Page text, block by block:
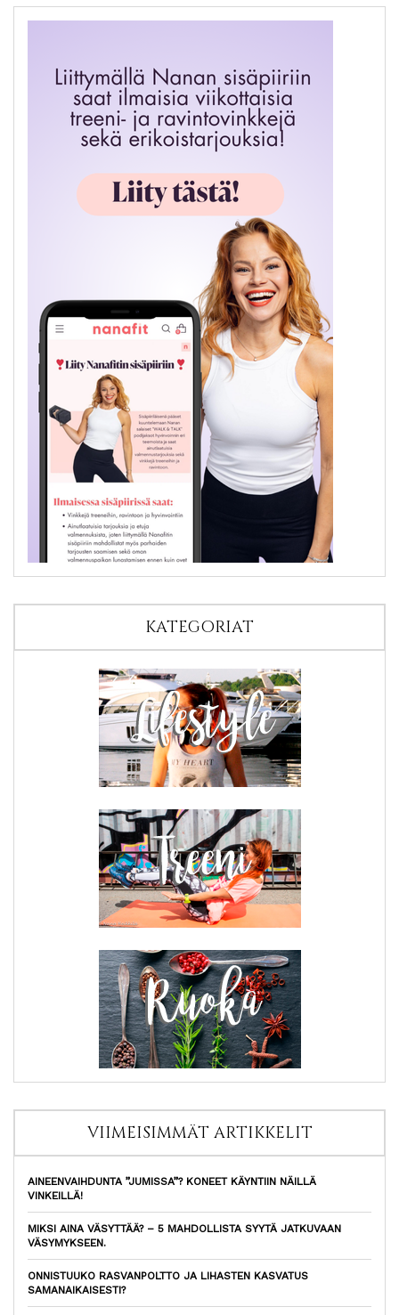
KATEGORIAT
VIIMEISIMMÄT ARTIKKELIT
AINEENVAIHDUNTA ”JUMISSA”? KONEET KÄYNTIIN NÄILLÄ
VINKEILLÄ!
MIKSI AINA VÄSYTTÄÄ? – 5 MAHDOLLISTA SYYTÄ JATKUVAAN
VÄSYMYKSEEN.
ONNISTUUKO RASVANPOLTTO JA LIHASTEN KASVATUS
SAMANAIKAISESTI?